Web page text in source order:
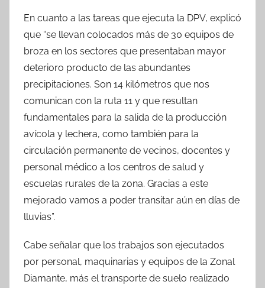
En cuanto a las tareas que ejecuta la DPV, explicó
que “se llevan colocados más de 30 equipos de
broza en los sectores que presentaban mayor
deterioro producto de las abundantes
precipitaciones. Son 14 kilómetros que nos
comunican con la ruta 11 y que resultan
fundamentales para la salida de la producción
avícola y lechera, como también para la
circulación permanente de vecinos, docentes y
personal médico a los centros de salud y
escuelas rurales de la zona. Gracias a este
mejorado vamos a poder transitar aún en días de
lluvias”.
Cabe señalar que los trabajos son ejecutados
por personal, maquinarias y equipos de la Zonal
Diamante, más el transporte de suelo realizado